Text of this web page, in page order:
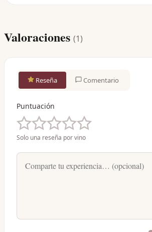
Valoraciones (1)
Reseña Comentario
Puntuación
Solo una reseña por vino